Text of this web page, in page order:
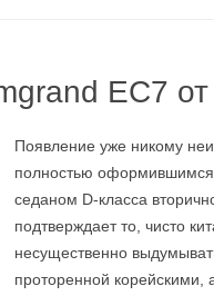
EC7
Появление уже никому
полностью оформившимся
седаном D-класса
подтверждает то, чисто
несущественно
проторенной